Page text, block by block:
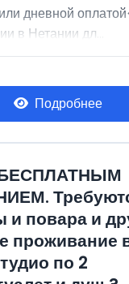
дневной
в Нетании дл...
Подробнее
повара и
проживание
по 2